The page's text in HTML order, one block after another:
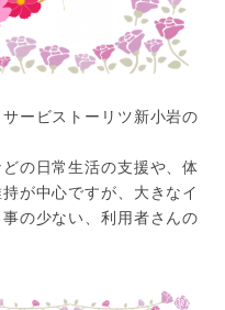
ービストーリツ新小岩の
の日常生活の支援や、体
が中心ですが、大きなイ
の少ない、利用者さんの